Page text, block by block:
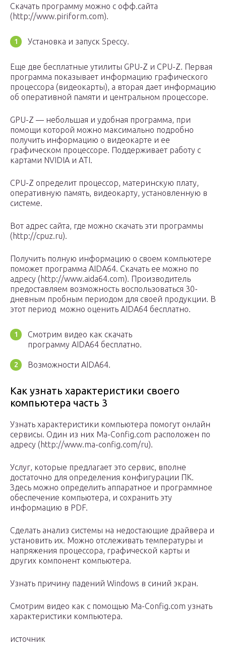
Скачать программу можно с офф.сайта
(http://www.piriform.com).
Установка и запуск Speccy.
Еще две бесплатные утилиты GPU-Z и CPU-Z. Первая
программа показывает информацию графического
процессора (видеокарты), а вторая дает информацию
об оперативной памяти и центральном процессоре.
GPU-Z — небольшая и удобная программа, при
помощи которой можно максимально подробно
получить информацию о видеокарте и ее
графическом процессоре. Поддерживает работу с
картами NVIDIA и ATI.
CPU-Z определит процессор, материнскую плату,
оперативную память, видеокарту, установленную в
системе.
Вот адрес сайта, где можно скачать эти программы
(http://cpuz.ru).
Получить полную информацию о своем компьютере
поможет программа AIDA64. Скачать ее можно по
адресу (http://www.aida64.com). Производитель
предоставляем возможность воспользоваться 30-
дневным пробным периодом для своей продукции. В
этот период можно оценить AIDA64 бесплатно.
Смотрим видео как скачать
программу AIDA64 бесплатно.
Возможности AIDA64.
Как узнать характеристики своего
компьютера часть 3
Узнать характеристики компьютера помогут онлайн
сервисы. Один из них Ma-Config.com расположен по
адресу (http://www.ma-config.com/ru).
Услуг, которые предлагает это сервис, вполне
достаточно для определения конфигурации ПК.
Здесь можно определить аппаратное и программное
обеспечение компьютера, и сохранить эту
информацию в PDF.
Сделать анализ системы на недостающие драйвера и
установить их. Можно отслеживать температуры и
напряжения процессора, графической карты и
других компонент компьютера.
Узнать причину падений Windows в синий экран.
Смотрим видео как с помощью Ma-Config.com узнать
характеристики компьютера.
источник